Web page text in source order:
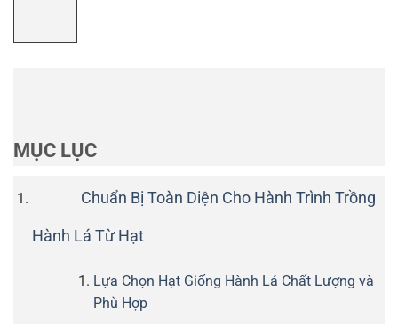
MỤC LỤC
Chuẩn Bị Toàn Diện Cho Hành Trình Trồng
Hành Lá Từ Hạt
Lựa Chọn Hạt Giống Hành Lá Chất Lượng và
Phù Hợp